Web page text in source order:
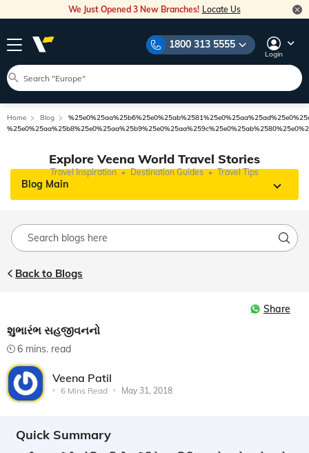
We Just Opened 3 New Branches! Locate Us
1800 313 5555
Login
Home Blog
Explore Veena World Travel Stories
Travel Inspiration Destination Guides Travel Tips
Blog Main
Back to Blogs
Share
શુભારંભ સહજીવનનો
6 mins. read
Veena Patil
6 Mins Read May 31, 2018
Quick Summary